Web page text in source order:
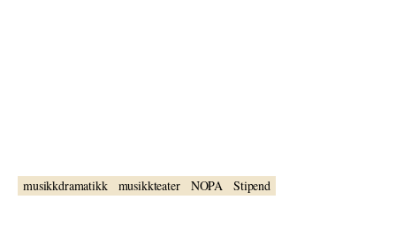
musikkdramatikk musikkteater NOPA Stipend